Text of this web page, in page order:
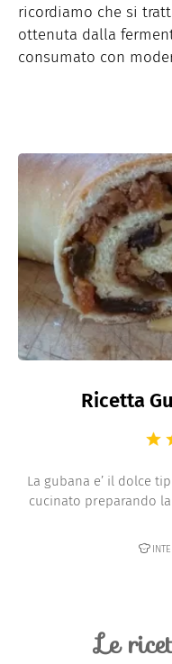
ricordiamo che si
ottenuta dalla
consumato con
Ricetta
La gubana e’ il dolce
cucinato preparando
Le